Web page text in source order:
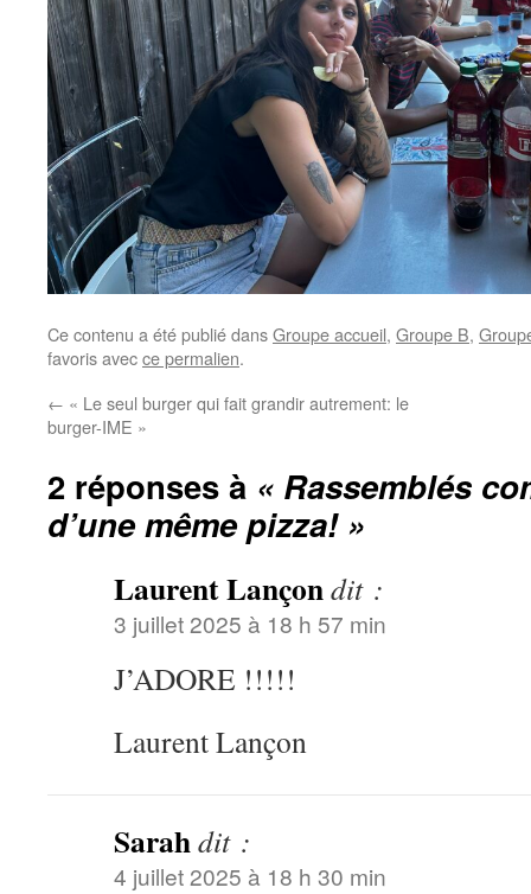
Ce contenu a été publié dansGroupe accueil, Groupe B,
favoris avecce permalien.
← « Le seul burger qui fait grandir autrement: le
burger-IME »
2 réponses à « Rassemblés
d’une même pizza! »
Laurent Lançondit :
3 juillet 2025 à 18 h 57 min
J’ADORE !!!!!
Laurent Lançon
Sarahdit :
4 juillet 2025 à 18 h 30 min